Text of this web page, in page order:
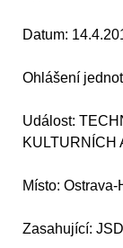
Datum:
Ohlášení
Událost:
KULTURNÍCH
Místo:
Zasahující: